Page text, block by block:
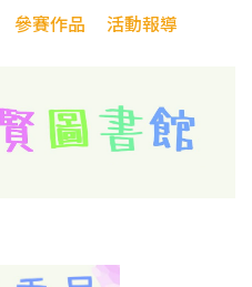
參賽作品 活動報導